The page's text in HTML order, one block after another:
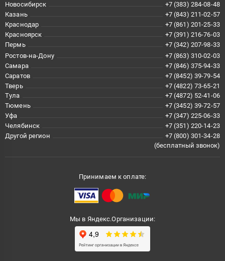
Новосибирск
+7 (383) 284-08-48
Казань
+7 (843) 211-02-57
Краснодар
+7 (861) 201-25-33
Красноярск
+7 (391) 216-76-03
Пермь
+7 (342) 207-98-33
Ростов-на-Дону
+7 (863) 310-02-03
Самара
+7 (846) 375-94-33
Саратов
+7 (8452) 39-79-54
Тверь
+7 (4822) 73-65-21
Тула
+7 (4872) 52-41-06
Тюмень
+7 (3452) 39-72-57
Уфа
+7 (347) 225-06-33
Челябинск
+7 (351) 220-14-23
Другой регион
+7 (800) 301-34-28
(бесплатный звонок)
Принимаем к оплате:
Мы в Яндекс.Организации: